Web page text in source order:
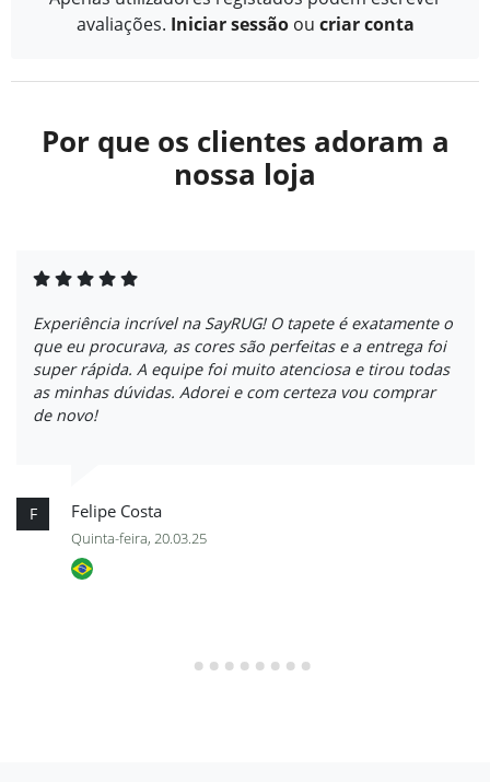
avaliações. Iniciar sessão ou criar conta
Por que os clientes adoram a
nossa loja
Experiência incrível na SayRUG! O tapete é exatamente o
que eu procurava, as cores são perfeitas e a entrega foi
super rápida. A equipe foi muito atenciosa e tirou todas
as minhas dúvidas. Adorei e com certeza vou comprar
de novo!
F Felipe Costa
Quinta-feira, 20.03.25